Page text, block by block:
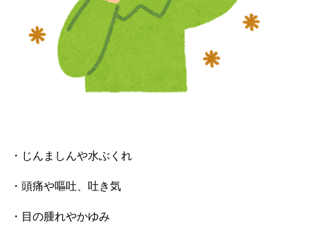
・じんましんや水ぶくれ
・頭痛や嘔吐、吐き気
・目の腫れやかゆみ